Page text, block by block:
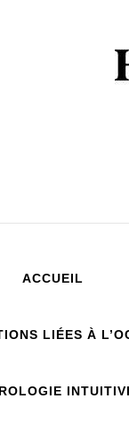
ACCUEIL
LIÉES À